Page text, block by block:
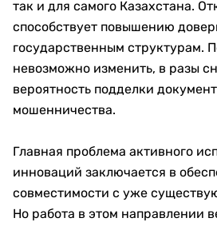
так и для самого Казахстана.
способствует повышению
государственным структурам.
невозможно изменить, в разы
вероятность подделки
мошенничества.
Главная проблема активного
инноваций заключается в
совместимости с уже
Но работа в этом направлении